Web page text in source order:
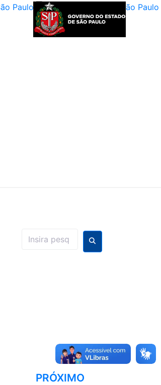
PRÓXIMO